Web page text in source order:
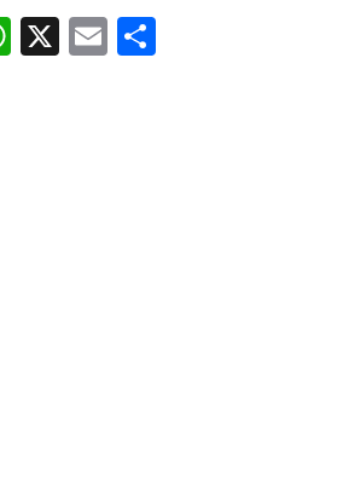
W
ha
X E
m
Pa